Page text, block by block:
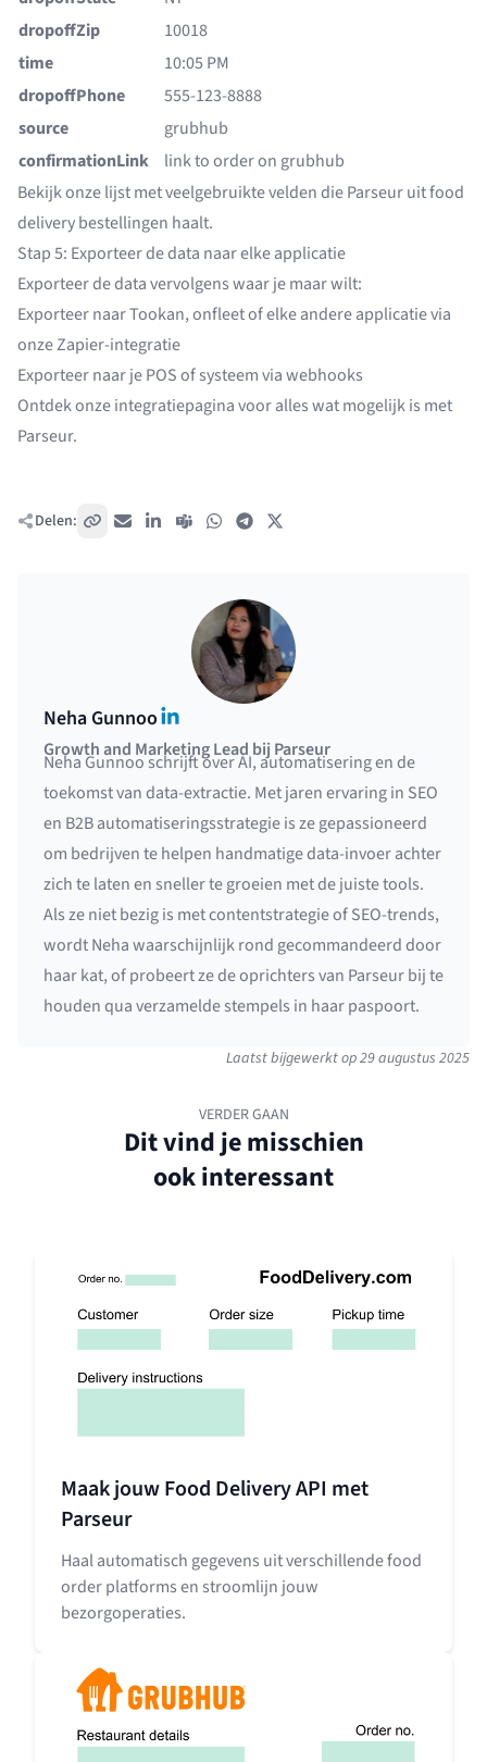
dropoffZip
10018
time
10:05 PM
dropoffPhone
555-123-8888
source
grubhub
confirmationLink
link to order on grubhub
Bekijk onzelijst met veelgebruikte velden die Parseur uit food
delivery bestellingen haalt.
Stap 5: Exporteer de data naar elke applicatie
Exporteer de data vervolgens waar je maar wilt:
Exporteer naar Tookan, onfleet of elke andere applicatie via
onze Zapier-integratie
Exporteer naar je POS of systeem viawebhooks
Ontdekonze integratiepaginavoor alles wat mogelijk is met
Parseur.
Delen: Kopieer link
E-mail LinkedIn
Teams WhatsAppTelegram
Neha GunnooLinkedIn
Growth and Marketing Lead bij Parseur
Neha Gunnoo schrijft over AI, automatisering en de
toekomst van data-extractie. Met jaren ervaring in SEO
en B2B automatiseringsstrategie is ze gepassioneerd
om bedrijven te helpen handmatige data-invoer achter
zich te laten en sneller te groeien met de juiste tools.
Als ze niet bezig is met contentstrategie of SEO-trends,
wordt Neha waarschijnlijk rond gecommandeerd door
haar kat, of probeert ze de oprichters van Parseur bij te
houden qua verzamelde stempels in haar paspoort.
Laatst bijgewerkt op29 augustus 2025
VERDER GAAN
Dit vind je misschien
ook interessant
Maak jouw Food Delivery API met
Parseur
Haal automatisch gegevens uit verschillende food
order platforms en stroomlijn jouw
bezorgoperaties.